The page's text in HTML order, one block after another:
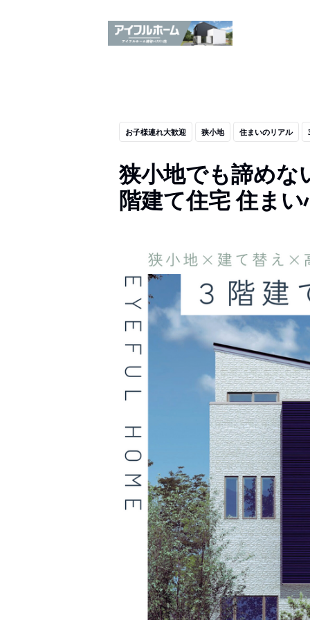
お子様連れ大歓迎 狭小地 住まいのリアル
狭小地でも諦めな
階建て住宅 住ま